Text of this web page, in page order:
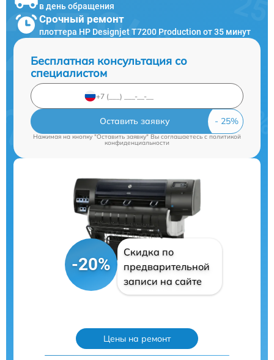
в день обращения
Срочный ремонт
плоттера HP Designjet T7200 Production от 35 минут
Бесплатная консультация со
специалистом
Оставить заявку
Нажимая на кнопку "Оставить заявку" Вы соглашаетесь cполитикой
конфиденциальности
-20%
Скидка по
предварительной
записи на сайте
Цены на ремонт